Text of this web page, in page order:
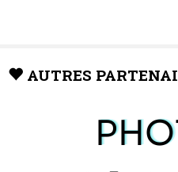
AUTRES